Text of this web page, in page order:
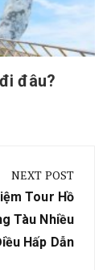
đâu?
NEXT POST
Tour Hồ
Tàu Nhiều
Hấp Dẫn